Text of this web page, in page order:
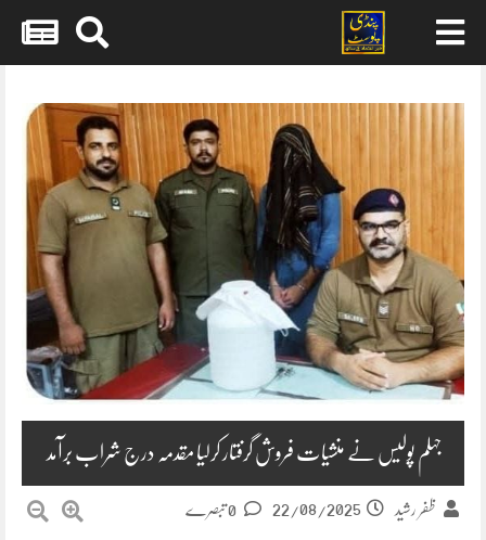
content
جہلم پولیس نے منشیات فروش گرفتار کرلیا مقدمہ درج شراب برآمد
ظفر رشید 22/08/2025